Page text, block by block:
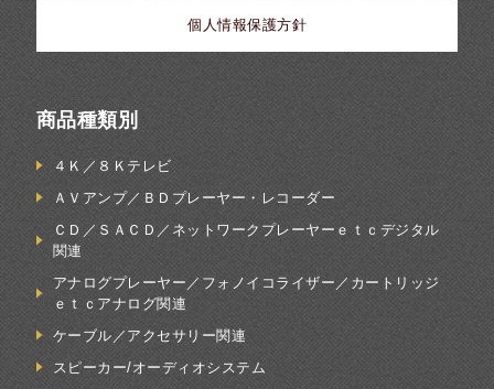
個人情報保護方針
商品種類別
４Ｋ／８Ｋテレビ
ＡＶアンプ／ＢＤプレーヤー・レコーダー
ＣＤ／ＳＡＣＤ／ネットワークプレーヤーｅｔｃデジタル
関連
アナログプレーヤー／フォノイコライザー／カートリッジ
ｅｔｃアナログ関連
ケーブル／アクセサリー関連
スピーカー/オーディオシステム